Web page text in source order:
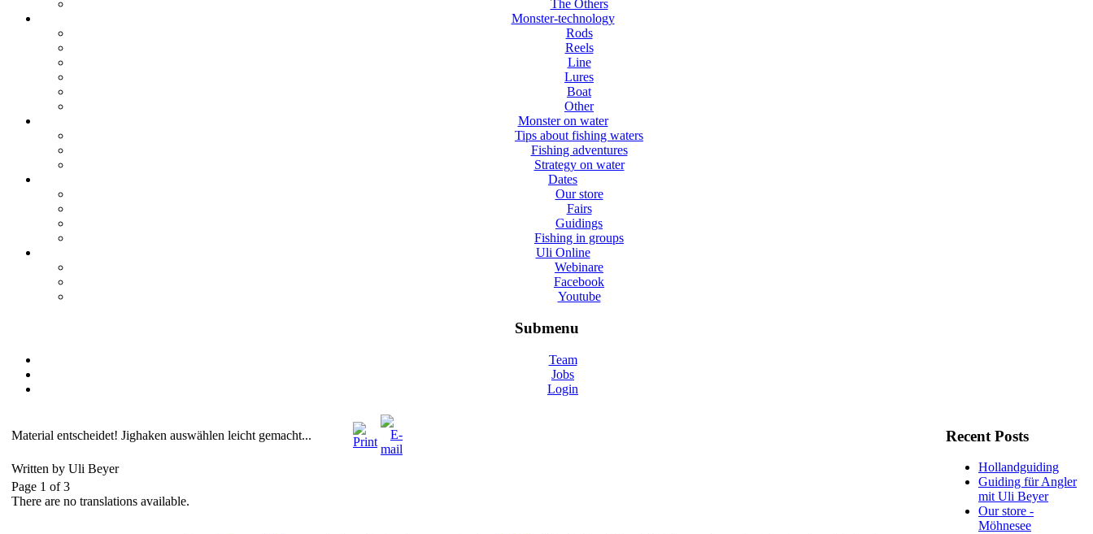
The Others
Monster-technology
Rods
Reels
Line
Lures
Boat
Other
Monster on water
Tips about fishing waters
Fishing adventures
Strategy on water
Dates
Our store
Fairs
Guidings
Fishing in groups
Uli Online
Webinare
Facebook
Youtube
Submenu
Team
Jobs
Login
Material entscheidet! Jighaken auswählen leicht gemacht...
Written by Uli Beyer
Page 1 of 3
There are no translations available.
Recent Posts
Hollandguiding
Guiding für Angler
mit Uli Beyer
Our store -
Möhnesee